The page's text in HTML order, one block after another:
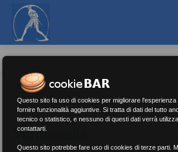
Multimedia
Questo sito fa uso di cookies per migliorare
fornire funzionalità aggiuntive. Si tratta di dati del tutto
tecnico o statistico, e nessuno di questi dati verrà
contattarti.
Questo sito potrebbe fare uso di cookies di terze parti.